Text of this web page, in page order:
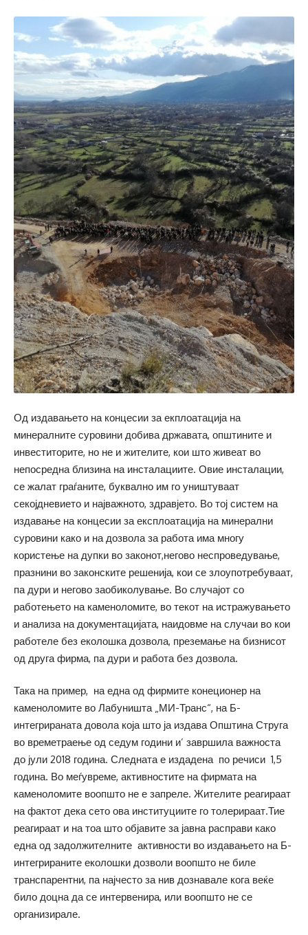
Од издавањето на концесии за екплоатација на
минералните суровини добива државата, општините и
инвеститорите, но не и жителите, кои што живеат во
непосредна близина на инсталациите. Овие инсталации,
се жалат граѓаните, буквално им го уништуваат
секојдневието и најважното, здравјето. Во тој систем на
издавање на концесии за експлоатација на минерални
суровини како и на дозвола за работа има многу
користење на дупки во законот,негово неспроведување,
празнини во законските решенија, кои се злоупотребуваат,
па дури и негово заобиколување. Во случајот со
работењето на каменоломите, во текот на истражувањето
и анализа на документацијата, наидовме на случаи во кои
работеле без еколошка дозвола, преземање на бизнисот
од друга фирма, па дури и работа без дозвола.
Така на пример, на една од фирмите конеционер на
каменоломите во Лабуништа „МИ-Транс“, на Б-
интегрираната довола која што ја издава Општина Струга
во времетраење од седум години и’ завршила важноста
до јули 2018 година. Следната е издадена по речиси 1,5
година. Во меѓувреме, активностите на фирмата на
каменоломите воопшто не е запреле. Жителите реагираат
на фактот дека сето ова институциите го толерираат.Тие
реагираат и на тоа што објавите за јавна расправи како
една од задолжителните активности во издавањето на Б-
интегрираните еколошки дозволи воопшто не биле
транспарентни, па најчесто за нив дознавале кога веќе
било доцна да се интервенира, или воопшто не се
организирале.